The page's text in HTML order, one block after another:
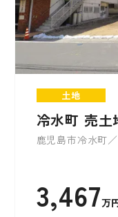
土地
冷水町 売土
鹿児島市冷水町
3,467万